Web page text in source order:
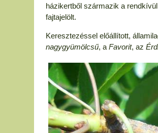
házikertből származik a
fajtajelölt.
Keresztezéssel előállított, á
nagygyümölcsű, aFavorit, az